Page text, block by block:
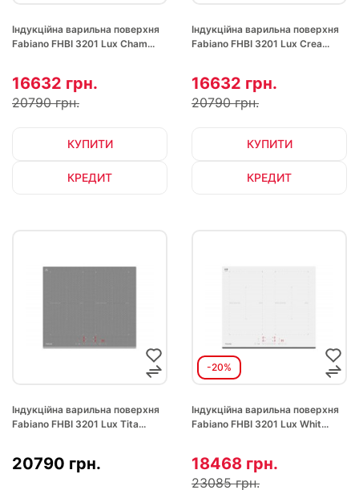
Індукційна варильна поверхня
Fabiano FHBI 3201 Lux Cham...
16632 грн.
20790 грн.
КУПИТИ
КРЕДИТ
Індукційна варильна поверхня
Fabiano FHBI 3201 Lux Crea...
16632 грн.
20790 грн.
КУПИТИ
КРЕДИТ
Індукційна варильна поверхня
Fabiano FHBI 3201 Lux Tita...
20790 грн.
-20%
Індукційна варильна поверхня
Fabiano FHBI 3201 Lux Whit...
18468 грн.
23085 грн.